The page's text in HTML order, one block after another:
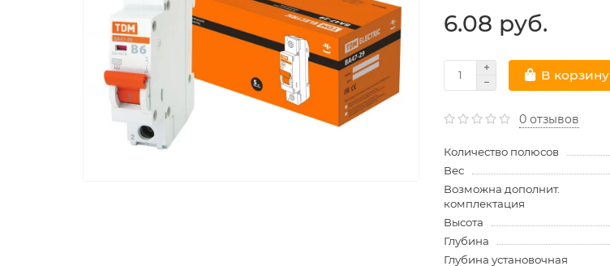
6.08 руб.
В корзину
0 отзывов
Количество полюсов
Вес
Возможна дополнит.
комплектация
Высота
Глубина
Глубина установочная